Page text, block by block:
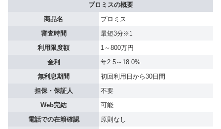
プロミスの概要
商品名
プロミス
審査時間
最短3分※1
利用限度額
1～800万円
金利
年2.5～18.0%
無利息期間
初回利用日から30日間
担保・保証人
不要
Web完結
可能
電話での在籍確認
原則なし